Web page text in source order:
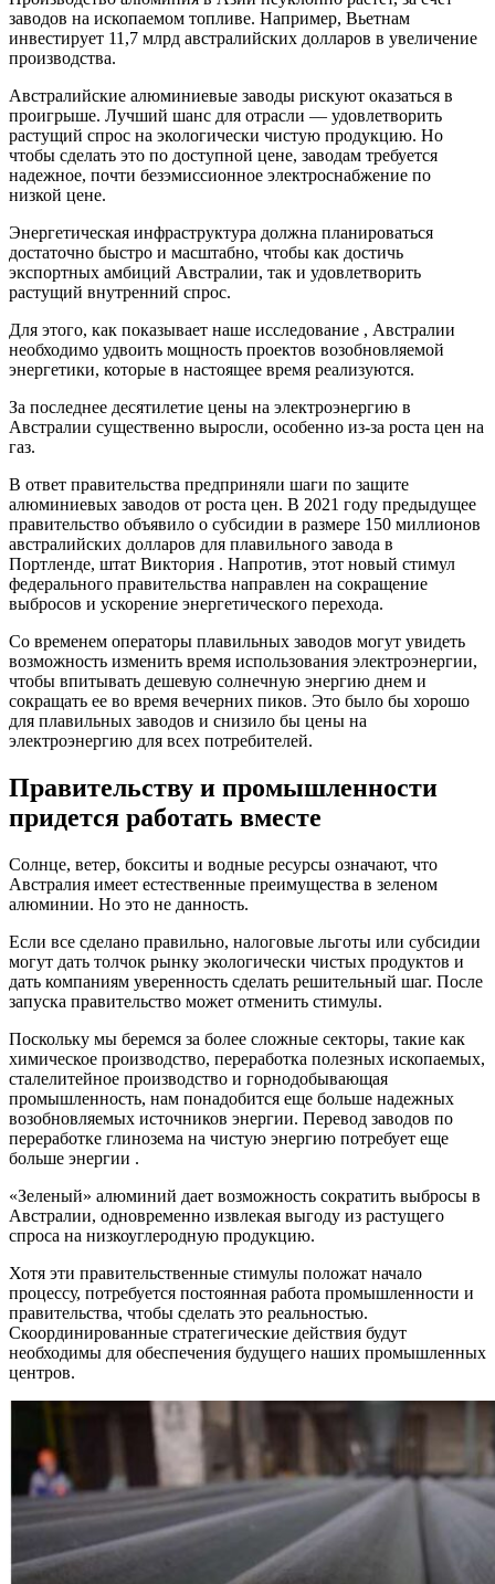
заводов на ископаемом топливе. Например, Вьетнам
инвестирует 11,7 млрд австралийских долларов в увеличение
производства.
Австралийские алюминиевые заводы рискуют оказаться в
проигрыше. Лучший шанс для отрасли — удовлетворить
растущий спрос на экологически чистую продукцию. Но
чтобы сделать это по доступной цене, заводам требуется
надежное, почти безэмиссионное электроснабжение по
низкой цене.
Энергетическая инфраструктура должна планироваться
достаточно быстро и масштабно, чтобы как достичь
экспортных амбиций Австралии, так и удовлетворить
растущий внутренний спрос.
Для этого, как показывает наше исследование , Австралии
необходимо удвоить мощность проектов возобновляемой
энергетики, которые в настоящее время реализуются.
За последнее десятилетие цены на электроэнергию в
Австралии существенно выросли, особенно из-за роста цен на
газ.
В ответ правительства предприняли шаги по защите
алюминиевых заводов от роста цен. В 2021 году предыдущее
правительство объявило о субсидии в размере 150 миллионов
австралийских долларов для плавильного завода в
Портленде, штат Виктория . Напротив, этот новый стимул
федерального правительства направлен на сокращение
выбросов и ускорение энергетического перехода.
Со временем операторы плавильных заводов могут увидеть
возможность изменить время использования электроэнергии,
чтобы впитывать дешевую солнечную энергию днем ​​и
сокращать ее во время вечерних пиков. Это было бы хорошо
для плавильных заводов и снизило бы цены на
электроэнергию для всех потребителей.
Правительству и промышленности
придется работать вместе
Солнце, ветер, бокситы и водные ресурсы означают, что
Австралия имеет естественные преимущества в зеленом
алюминии. Но это не данность.
Если все сделано правильно, налоговые льготы или субсидии
могут дать толчок рынку экологически чистых продуктов и
дать компаниям уверенность сделать решительный шаг. После
запуска правительство может отменить стимулы.
Поскольку мы беремся за более сложные секторы, такие как
химическое производство, переработка полезных ископаемых,
сталелитейное производство и горнодобывающая
промышленность, нам понадобится еще больше надежных
возобновляемых источников энергии. Перевод заводов по
переработке глинозема на чистую энергию потребует еще
больше энергии .
«Зеленый» алюминий дает возможность сократить выбросы в
Австралии, одновременно извлекая выгоду из растущего
спроса на низкоуглеродную продукцию.
Хотя эти правительственные стимулы положат начало
процессу, потребуется постоянная работа промышленности и
правительства, чтобы сделать это реальностью.
Скоординированные стратегические действия будут
необходимы для обеспечения будущего наших промышленных
центров.